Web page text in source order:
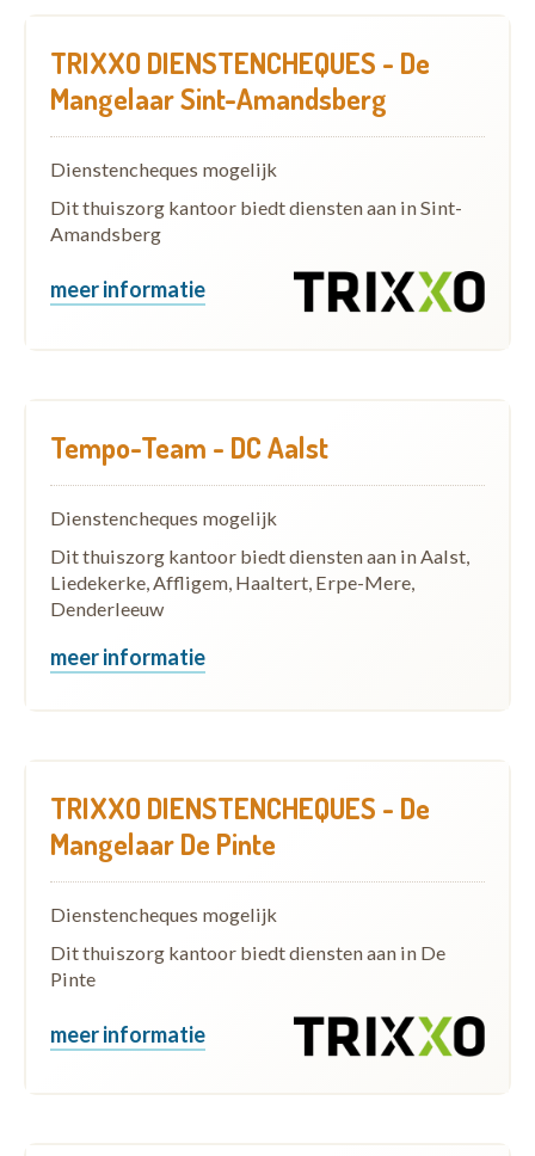
TRIXXO DIENSTENCHEQUES - De
Mangelaar Sint-Amandsberg
Dienstencheques mogelijk
Dit thuiszorg kantoor biedt diensten aan in Sint-
Amandsberg
meer informatie
Tempo-Team - DC Aalst
Dienstencheques mogelijk
Dit thuiszorg kantoor biedt diensten aan in Aalst,
Liedekerke, Affligem, Haaltert, Erpe-Mere,
Denderleeuw
meer informatie
TRIXXO DIENSTENCHEQUES - De
Mangelaar De Pinte
Dienstencheques mogelijk
Dit thuiszorg kantoor biedt diensten aan in De
Pinte
meer informatie